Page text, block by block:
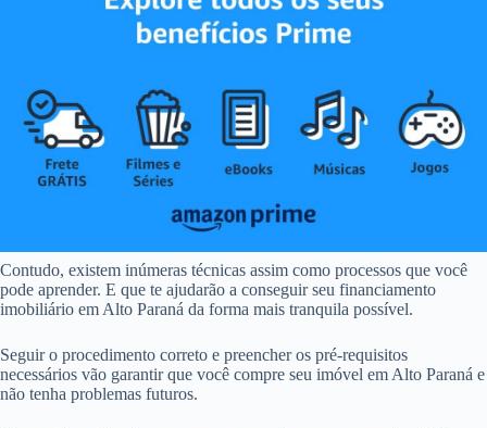
Contudo, existem inúmeras técnicas assim como processos que você
pode aprender. E que te ajudarão a conseguir seu financiamento
imobiliário em Alto Paraná da forma mais tranquila possível.
Seguir o procedimento correto e preencher os pré-requisitos
necessários vão garantir que você compre seu imóvel em Alto Paraná e
não tenha problemas futuros.